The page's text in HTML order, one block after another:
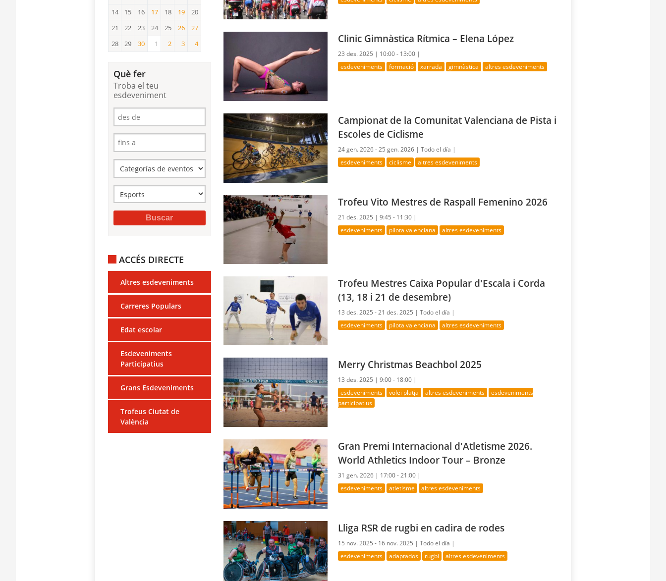
12 13
14 15 16 17
17
18 19
19
20
21
22 23 24 25 26 27
28 29 30 1 2 3 4
Què fer
Troba el teu
esdeveniment
ACCÉS DIRECTE
Altres esdeveniments
Carreres Populars
Edat escolar
Esdeveniments
Participatius
Grans Esdeveniments
Trofeus Ciutat de
València
Clinic Gimnàstica Rítmica – Elena López
23 des. 2025 | 10:00 - 13:00 |
esdeveniments formació xarrada gimnàstica altres esdeveniments
Campionat de la Comunitat Valenciana de Pista i
Escoles de Ciclisme
24 gen. 2026 - 25 gen. 2026 |Todo el día |
esdeveniments ciclisme altres esdeveniments
Trofeu Vito Mestres de Raspall Femenino 2026
21 des. 2025 |9:45 - 11:30 |
esdeveniments pilota valenciana altres esdeveniments
Trofeu Mestres Caixa Popular d'Escala i Corda
(13, 18 i 21 de desembre)
13 des. 2025 - 21 des. 2025 |Todo el día |
esdeveniments pilota valenciana altres esdeveniments
Merry Christmas Beachbol 2025
13 des. 2025 |9:00 - 18:00 |
esdeveniments volei platja altres esdeveniments
esdeveniments
participatius
Gran Premi Internacional d'Atletisme 2026.
World Athletics Indoor Tour – Bronze
31 gen. 2026 | 17:00 - 21:00 |
esdeveniments atletisme altres esdeveniments
Lliga RSR de rugbi en cadira de rodes
15 nov. 2025 - 16 nov. 2025 |Todo el día |
esdeveniments adaptados rugbi altres esdeveniments